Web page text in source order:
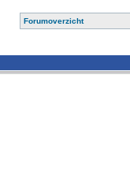
Forumoverzicht